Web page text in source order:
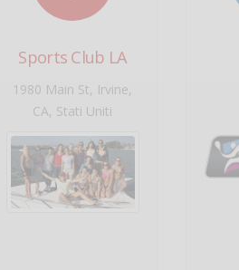
Sports Club LA
1980 Main St, Irvine,
CA, Stati Uniti